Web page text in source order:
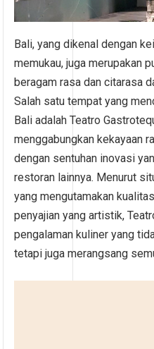
Bali, yang dikenal dengan
memukau, juga merupakan
beragam rasa dan citarasa
Salah satu tempat yang
Bali adalah Teatro
menggabungkan kekayaan
dengan sentuhan inovasi
restoran lainnya. Menurut
yang mengutamakan
penyajian yang artistik,
pengalaman kuliner yang
tetapi juga merangsang